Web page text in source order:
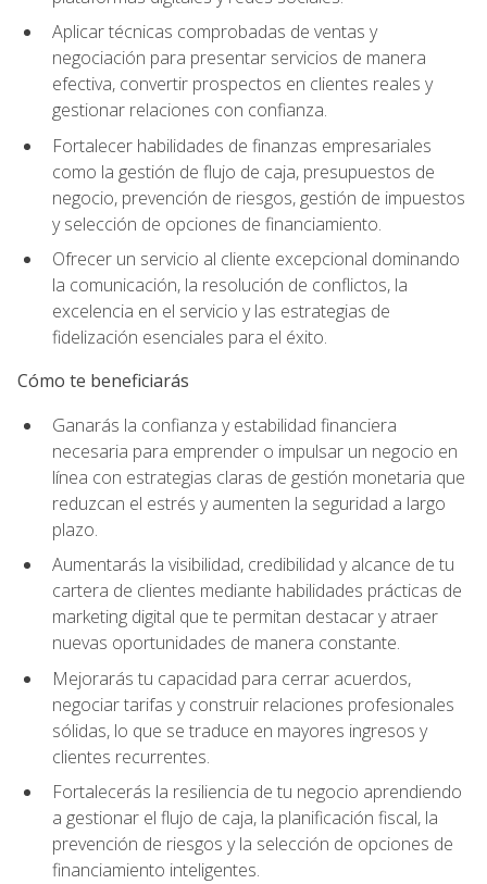
Aplicar técnicas comprobadas de ventas y
negociación para presentar servicios de manera
efectiva, convertir prospectos en clientes reales y
gestionar relaciones con confianza.
Fortalecer habilidades de finanzas empresariales
como la gestión de flujo de caja, presupuestos de
negocio, prevención de riesgos, gestión de impuestos
y selección de opciones de financiamiento.
Ofrecer un servicio al cliente excepcional dominando
la comunicación, la resolución de conflictos, la
excelencia en el servicio y las estrategias de
fidelización esenciales para el éxito.
Cómo te beneficiarás
Ganarás la confianza y estabilidad financiera
necesaria para emprender o impulsar un negocio en
línea con estrategias claras de gestión monetaria que
reduzcan el estrés y aumenten la seguridad a largo
plazo.
Aumentarás la visibilidad, credibilidad y alcance de tu
cartera de clientes mediante habilidades prácticas de
marketing digital que te permitan destacar y atraer
nuevas oportunidades de manera constante.
Mejorarás tu capacidad para cerrar acuerdos,
negociar tarifas y construir relaciones profesionales
sólidas, lo que se traduce en mayores ingresos y
clientes recurrentes.
Fortalecerás la resiliencia de tu negocio aprendiendo
a gestionar el flujo de caja, la planificación fiscal, la
prevención de riesgos y la selección de opciones de
financiamiento inteligentes.